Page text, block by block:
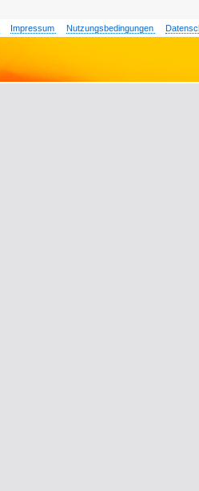
Impressum Nutzungsbedingungen